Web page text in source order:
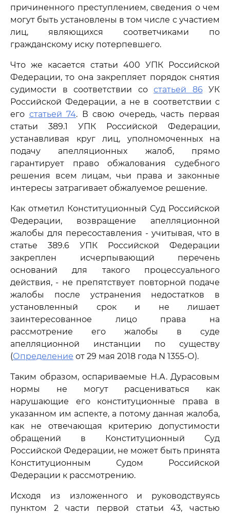
причиненного преступлением, сведения о чем
могут быть установлены в том числе с участием
лиц, являющихся соответчиками по
гражданскому иску потерпевшего.
Что же касается статьи 400 УПК Российской
Федерации, то она закрепляет порядок снятия
судимости в соответствии со статьей 86УК
Российской Федерации, а не в соответствии с
его статьей 74. В свою очередь, часть первая
статьи 389.1 УПК Российской Федерации,
устанавливая круг лиц, уполномоченных на
подачу апелляционных жалоб, прямо
гарантирует право обжалования судебного
решения всем лицам, чьи права и законные
интересы затрагивает обжалуемое решение.
Как отметил Конституционный Суд Российской
Федерации, возвращение апелляционной
жалобы для пересоставления - учитывая, что в
статье 389.6 УПК Российской Федерации
закреплен исчерпывающий перечень
оснований для такого процессуального
действия, - не препятствует повторной подаче
жалобы после устранения недостатков в
установленный срок и не лишает
заинтересованное лицо права на
рассмотрение его жалобы в суде
апелляционной инстанции по существу
(Определение от 29 мая 2018 года N 1355-О).
Таким образом, оспариваемые Н.А. Дурасовым
нормы не могут расцениваться как
нарушающие его конституционные права в
указанном им аспекте, а потому данная жалоба,
как не отвечающая критерию допустимости
обращений в Конституционный Суд
Российской Федерации, не может быть принята
Конституционным Судом Российской
Федерации к рассмотрению.
Исходя из изложенного и руководствуясь
пунктом 2 части первой статьи 43, частью